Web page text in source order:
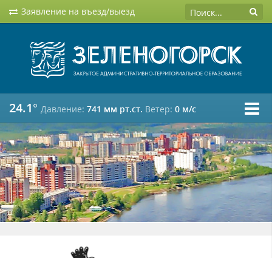
Заявление на въезд/выезд
24.1° Давление: 741 мм рт.ст. Ветер: 0 м/c